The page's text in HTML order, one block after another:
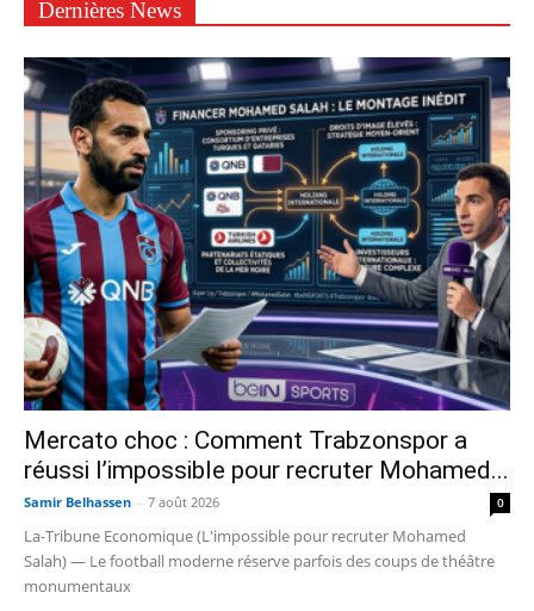
Dernières News
Mercato choc : Comment Trabzonspor a
réussi l’impossible pour recruter Mohamed...
Samir Belhassen - 7 août 2026 0
La-Tribune Economique (L'impossible pour recruter Mohamed
Salah) — Le football moderne réserve parfois des coups de théâtre
monumentaux